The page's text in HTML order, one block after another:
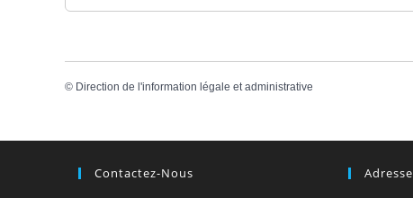
© Direction de l'information légale et administrative
Contactez-Nous Adresse